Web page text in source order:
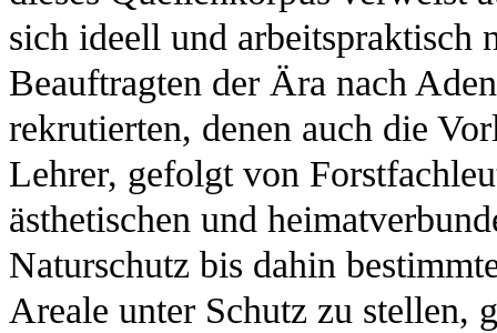
sich ideell und arbeitspraktisch
Beauftragten der Ära nach
rekrutierten, denen auch die
Lehrer, gefolgt von
ästhetischen und
Naturschutz bis dahin
Areale unter Schutz zu stellen,